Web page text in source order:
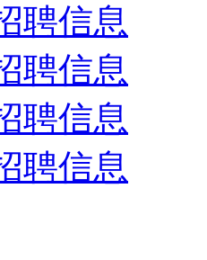
聘信息
聘信息
聘信息
聘信息